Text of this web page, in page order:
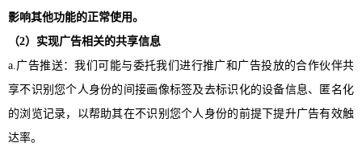
影响其他功能的正常使用。
（2）实现广告相关的共享信息
a.广告推送：我们可能与委托我们进行推广和广告投放的合作伙伴共
享不识别您个人身份的间接画像标签及去标识化的设备信息、匿名化
的浏览记录，以帮助其在不识别您个人身份的前提下提升广告有效触
达率。